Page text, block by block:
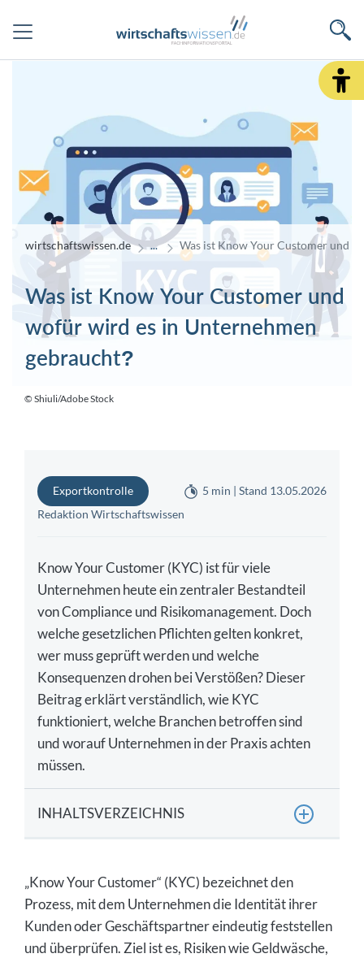
wirtschaftswissen.de Was ist Know Your Customer und
Was ist Know Your Customer und
wofür wird es in Unternehmen
gebraucht?
© Shiuli/Adobe Stock
Exportkontrolle
5 min | Stand 13.05.2026
Redaktion Wirtschaftswissen
Know Your Customer (KYC) ist für viele
Unternehmen heute ein zentraler Bestandteil
von Compliance und Risikomanagement. Doch
welche gesetzlichen Pflichten gelten konkret,
wer muss geprüft werden und welche
Konsequenzen drohen bei Verstößen? Dieser
Beitrag erklärt verständlich, wie KYC
funktioniert, welche Branchen betroffen sind
und worauf Unternehmen in der Praxis achten
müssen.
INHALTSVERZEICHNIS
Rechtsgrundlagen von Know Your Customer und
Know Your Customer-Strategien: Beispiele aus
„Know Your Customer“ (KYC) bezeichnet den
Prozess, mit dem Unternehmen die Identität ihrer
Kunden oder Geschäftspartner eindeutig feststellen
und überprüfen. Ziel ist es, Risiken wie Geldwäsche,